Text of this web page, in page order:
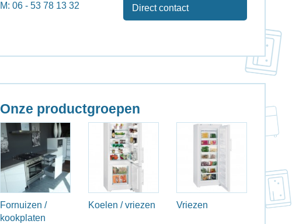
M: 06 - 53 78 13 32
Direct contact
Onze productgroepen
Fornuizen /
kookplaten
Koelen / vriezen Vriezen